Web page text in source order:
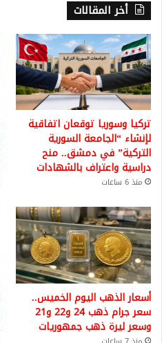
أخر المقالات
تركيا وسوريا توقعان اتفاقية
لإنشاء “الجامعة السورية
التركية” في دمشق.. منح
دراسية واعتراف بالشهادات
منذ 6 ساعات
أسعار الذهب اليوم الخميس..
سعر جرام ذهب 24 و22 و21
وسعر ليرة ذهب جمهوريات